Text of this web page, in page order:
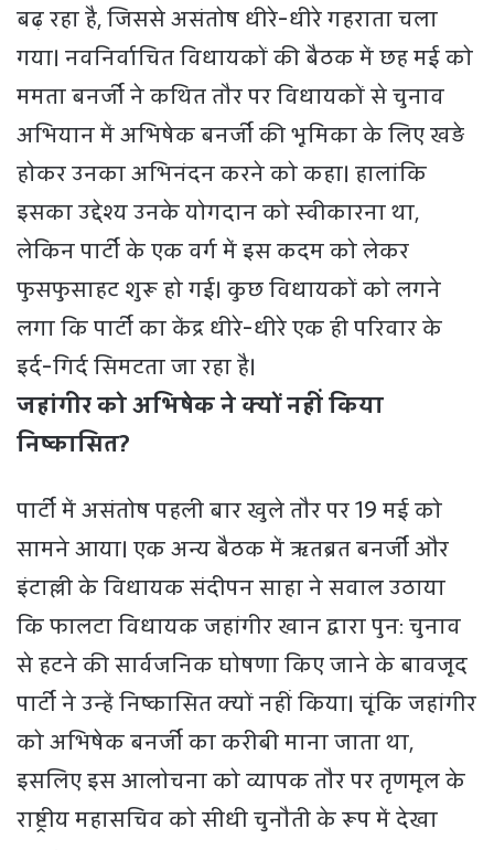
बढ़ रहा है, जिससे असंतोष धीरे-धीरे गहराता चला
गया। नवनिर्वाचित विधायकों की बैठक में छह मई को
ममता बनर्जी ने कथित तौर पर विधायकों से चुनाव
अभियान में अभिषेक बनर्जी की भूमिका के लिए खड़े
होकर उनका अभिनंदन करने को कहा। हालांकि
इसका उद्देश्य उनके योगदान को स्वीकारना था,
लेकिन पार्टी के एक वर्ग में इस कदम को लेकर
फुसफुसाहट शुरू हो गई। कुछ विधायकों को लगने
लगा कि पार्टी का केंद्र धीरे-धीरे एक ही परिवार के
इर्द-गिर्द सिमटता जा रहा है।
जहांगीर को अभिषेक ने क्यों नहीं किया
निष्कासित?
पार्टी में असंतोष पहली बार खुले तौर पर 19 मई को
सामने आया। एक अन्य बैठक में ऋतब्रत बनर्जी और
इंटाल्ली के विधायक संदीपन साहा ने सवाल उठाया
कि फालटा विधायक जहांगीर खान द्वारा पुन: चुनाव
से हटने की सार्वजनिक घोषणा किए जाने के बावजूद
पार्टी ने उन्हें निष्कासित क्यों नहीं किया। चूंकि जहांगीर
को अभिषेक बनर्जी का करीबी माना जाता था,
इसलिए इस आलोचना को व्यापक तौर पर तृणमूल के
राष्ट्रीय महासचिव को सीधी चुनौती के रूप में देखा